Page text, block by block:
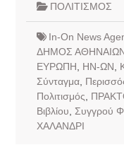
ΠΟΛΙΤΙΣΜΟΣ
In-On News
ΔΗΜΟΣ
ΕΥΡΩΠΗ
ΗΝ-ΩΝ
Σύνταγμα,
Πολιτισμός
Βιβλίου
Συγγρού
ΧΑΛΑΝΔΡΙ